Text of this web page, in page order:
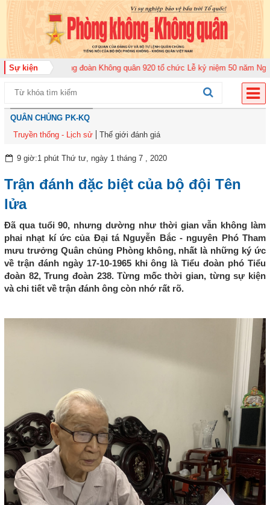
Sự kiện
2026 Trung đoàn Không quân 920 tổ chức Lễ kỷ niệm 50 năm Ngày
QUÂN CHỦNG PK-KQ
Truyền thống - Lịch sử
Thế giới đánh giá
9 giờ:1 phút Thứ tư, ngày 1 tháng 7 , 2020
Trận đánh đặc biệt của bộ đội Tên
lửa
Đã qua tuổi 90, nhưng dường như thời gian vẫn không làm
phai nhạt kí ức của Đại tá Nguyễn Bắc - nguyên Phó Tham
mưu trưởng Quân chủng Phòng không, nhất là những ký ức
về trận đánh ngày 17-10-1965 khi ông là Tiểu đoàn phó Tiểu
đoàn 82, Trung đoàn 238. Từng mốc thời gian, từng sự kiện
và chi tiết về trận đánh ông còn nhớ rất rõ.